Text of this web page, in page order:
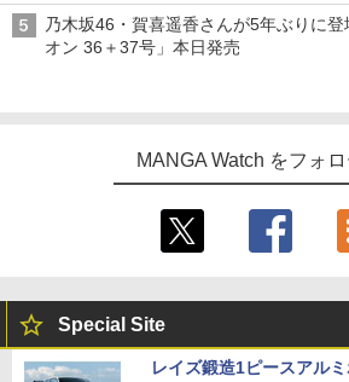
乃木坂46・賀喜遥香さんが5年ぶりに
オン 36＋37号」本日発売
MANGA Watch をフォ
Special Site
レイズ鍛造1ピースアル